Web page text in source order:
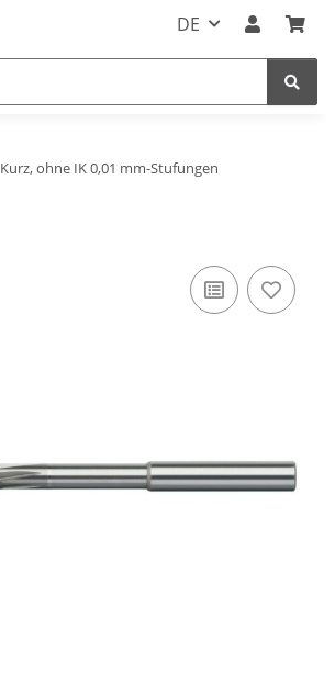
DE
Kurz, ohne IK 0,01 mm-Stufungen